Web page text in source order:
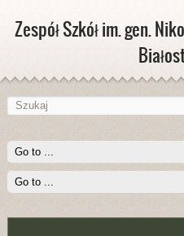
Zespół Szkół im. gen.